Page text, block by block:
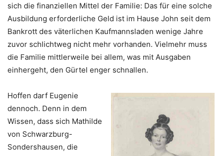
sich die finanziellen Mittel der Familie: Das für eine solche
Ausbildung erforderliche Geld ist im Hause John seit dem
Bankrott des väterlichen Kaufmannsladen wenige Jahre
zuvor schlichtweg nicht mehr vorhanden. Vielmehr muss
die Familie mittlerweile bei allem, was mit Ausgaben
einhergeht, den Gürtel enger schnallen.
Hoffen darf Eugenie
dennoch. Denn in dem
Wissen, dass sich Mathilde
von Schwarzburg-
Sondershausen, die